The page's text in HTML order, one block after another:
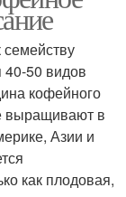
50 видов
кофейного
выращивают в
Азии и
как плодовая,